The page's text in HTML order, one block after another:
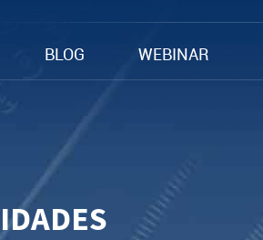
BLOG WEBINAR